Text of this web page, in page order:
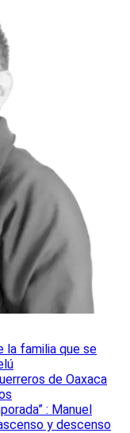
la familia que se
de Oaxaca
: Manuel
y descenso